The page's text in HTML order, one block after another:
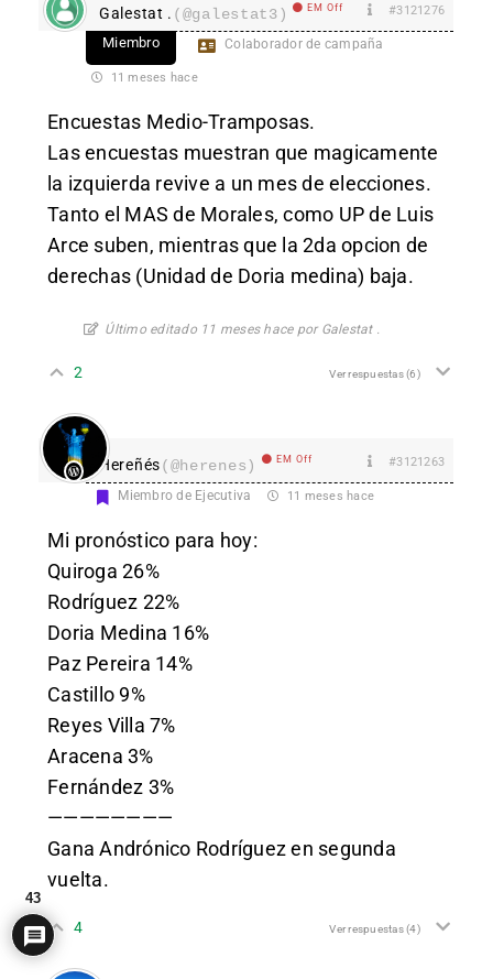
Galestat . (@galestat3) EM Off #3121276
Miembro Colaborador de campaña
11 meses hace
Encuestas Medio-Tramposas.
Las encuestas muestran que magicamente
la izquierda revive a un mes de elecciones.
Tanto el MAS de Morales, como UP de Luis
Arce suben, mientras que la 2da opcion de
derechas (Unidad de Doria medina) baja.
Último editado 11 meses hace por Galestat .
2 Ver respuestas(6)
Hereñés(@herenes) EM Off #3121263
Miembro de Ejecutiva 11 meses hace
Mi pronóstico para hoy:
Quiroga 26%
Rodríguez 22%
Doria Medina 16%
Paz Pereira 14%
Castillo 9%
Reyes Villa 7%
Aracena 3%
Fernández 3%
————————
Gana Andrónico Rodríguez en segunda
vuelta.
4 Ver respuestas(4)
43